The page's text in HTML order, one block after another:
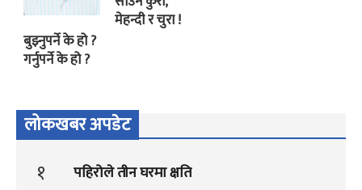
बुझ्नुपर्ने के हो ?
गर्नुपर्ने के हो ?
मेहन्दी र चुरा !
लोकखबर अपडेट
१ पहिरोले तीन घरमा क्षति